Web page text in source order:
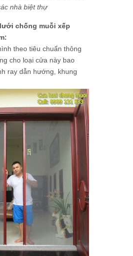
nhà biệt thự
chống muỗi xếp
theo tiêu chuẩn thông
cho loại cửa này bao
ray dẫn hướng, khung